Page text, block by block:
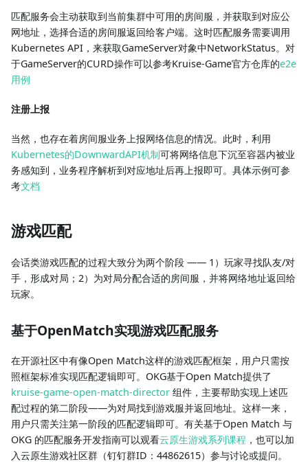
匹配服务会主动获取到当前集群中可用的房间服，并获取到对应公
网地址，选择合适的房间服返回给客户端。这时匹配服务需要调用
Kubernetes API，来获取GameServer对象中NetworkStatus。对
于GameServer的CURD操作可以参考Kruise-Game官方仓库的e2e
用例
注册上报
当然，也存在着房间服业务上报网络信息的情况。此时，利用
Kubernetes的DownwardAPI机制可将网络信息下沉至容器内被业
务感知到，业务程序解析到对应地址后再上报即可。具体示例可参
考文档
游戏匹配
会话类游戏匹配的过程大致分为两个阶段 —— 1）玩家寻找队友/对
手，形成对局；2）为对局分配合适的房间服，并将网络地址返回给
玩家。
基于OpenMatch实现游戏匹配服务
在开源社区中有像Open Match这样的游戏匹配框架，用户只需按
照框架标准实现匹配逻辑即可。OKG基于Open Match提供了
kruise-game-open-match-director 组件，主要帮助实现上述匹
配过程的第二阶段——为对局找到游戏服并返回地址。这样一来，
用户只需关注第一阶段的匹配逻辑即可。有关基于Open Match 与
OKG 的匹配服务开发指南可以观看云原生游戏系列课程 ，也可以加
入云原生游戏社区群（钉钉群ID：44862615）参与讨论或提问。